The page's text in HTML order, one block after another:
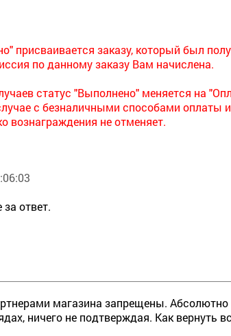
присваивается заказу, который был
по данному заказу Вам начислена.
статус "Выполнено" меняется на
с безналичными способами оплаты
вознаграждения не отменяет.
ответ.
магазина запрещены.
ничего не подтверждая. Как вернуть